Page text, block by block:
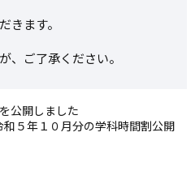
きます。
、ご了承ください。
公開しました
和５年１０月分の学科時間割公開